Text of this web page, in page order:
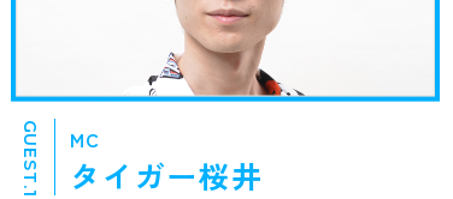
GUEST.1 MC
タイガー桜井